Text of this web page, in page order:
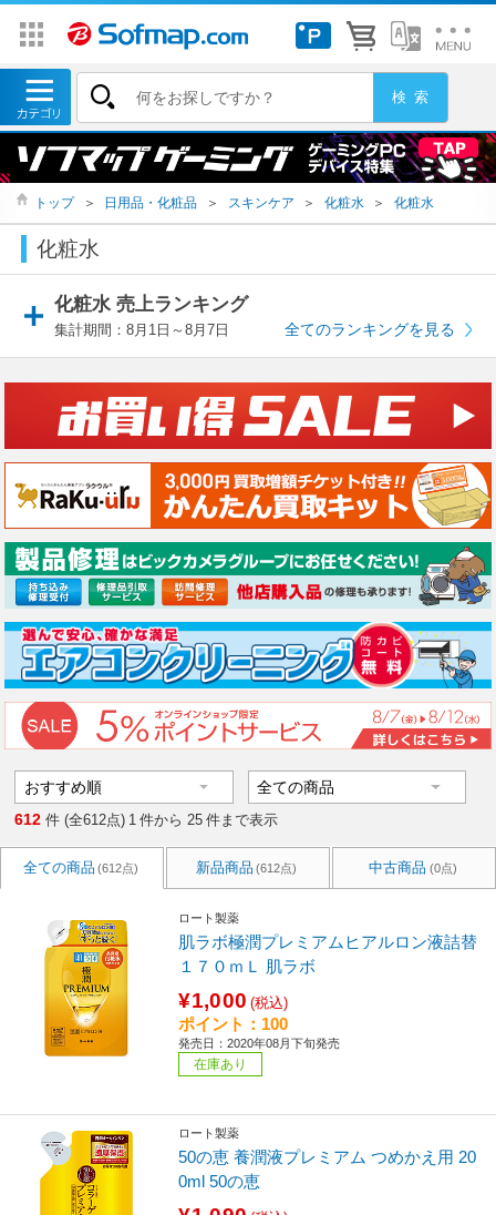
トップ ＞ 日用品・化粧品 ＞ スキンケア ＞ 化粧水 ＞ 化粧水
化粧水
化粧水 売上ランキング
集計期間：8月1日～8月7日 全てのランキングを見る
612 件 (全612点) 1 件から 25 件まで表示
全ての商品 (612点) 新品商品 (612点) 中古商品 (0点)
ロート製薬
肌ラボ極潤プレミアムヒアルロン液詰替
１７０ｍＬ 肌ラボ
¥1,000 (税込)
ポイント：100
発売日：2020年08月下旬発売
在庫あり
ロート製薬
50の恵 養潤液プレミアム つめかえ用 20
0ml 50の恵